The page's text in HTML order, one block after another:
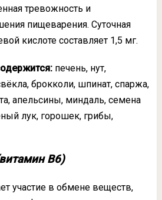
тревожность и
пищеварения. Суточная
кислоте составляет 1,5 мг.
печень, нут,
брокколи, шпинат, спаржа,
апельсины, миндаль, семена
лук, горошек, грибы,
B6)
участие в обмене веществ,